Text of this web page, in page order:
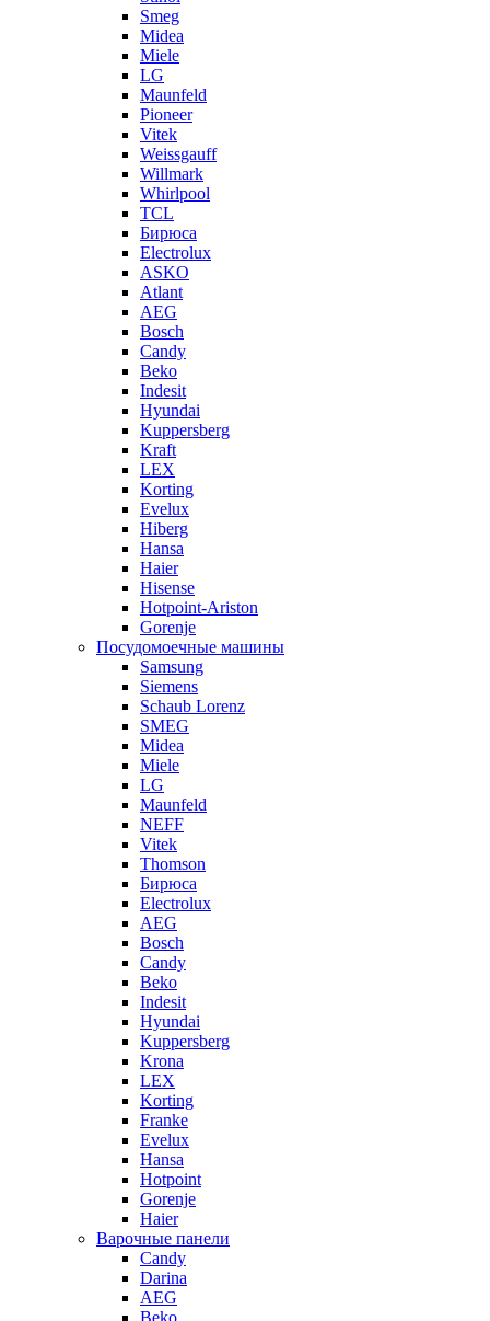
Smeg
Midea
Miele
LG
Maunfeld
Pioneer
Vitek
Weissgauff
Willmark
Whirlpool
TCL
Бирюса
Electrolux
ASKO
Atlant
AEG
Bosch
Candy
Beko
Indesit
Hyundai
Kuppersberg
Kraft
LEX
Korting
Evelux
Hiberg
Hansa
Haier
Hisense
Hotpoint-Ariston
Gorenje
Посудомоечные машины
Samsung
Siemens
Schaub Lorenz
SMEG
Midea
Miele
LG
Maunfeld
NEFF
Vitek
Thomson
Бирюса
Electrolux
AEG
Bosch
Candy
Beko
Indesit
Hyundai
Kuppersberg
Krona
LEX
Korting
Franke
Evelux
Hansa
Hotpoint
Gorenje
Haier
Варочные панели
Candy
Darina
AEG